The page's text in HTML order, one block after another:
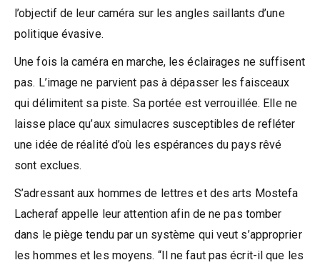
l’objectif de leur caméra sur les angles saillants d’une
politique évasive.
Une fois la caméra en marche, les éclairages ne suffisent
pas. L’image ne parvient pas à dépasser les faisceaux
qui délimitent sa piste. Sa portée est verrouillée. Elle ne
laisse place qu’aux simulacres susceptibles de refléter
une idée de réalité d’où les espérances du pays rêvé
sont exclues.
S’adressant aux hommes de lettres et des arts Mostefa
Lacheraf appelle leur attention afin de ne pas tomber
dans le piège tendu par un système qui veut s’approprier
les hommes et les moyens. “Il ne faut pas écrit-il que les